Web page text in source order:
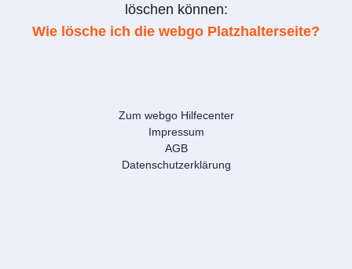
löschen können:
Wie lösche ich die webgo Platzhalterseite?
Zum webgo Hilfecenter
Impressum
AGB
Datenschutzerklärung